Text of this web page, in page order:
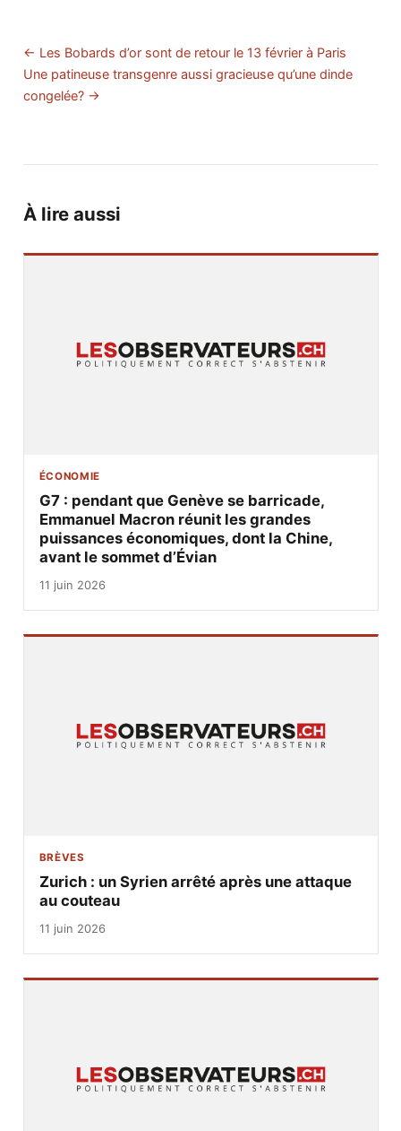
← Les Bobards d’or sont de retour le 13 février à Paris
Une patineuse transgenre aussi gracieuse qu’une dinde
congelée? →
À lire aussi
ÉCONOMIE
G7 : pendant que Genève se barricade,
Emmanuel Macron réunit les grandes
puissances économiques, dont la Chine,
avant le sommet d’Évian
11 juin 2026
BRÈVES
Zurich : un Syrien arrêté après une attaque
au couteau
11 juin 2026